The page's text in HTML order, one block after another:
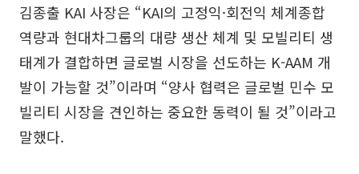
김종출 KAI 사장은 “KAI의 고정익·회전익 체계종합
역량과 현대차그룹의 대량 생산 체계 및 모빌리티 생
태계가 결합하면 글로벌 시장을 선도하는 K-AAM 개
발이 가능할 것”이라며 “양사 협력은 글로벌 민수 모
빌리티 시장을 견인하는 중요한 동력이 될 것”이라고
말했다.